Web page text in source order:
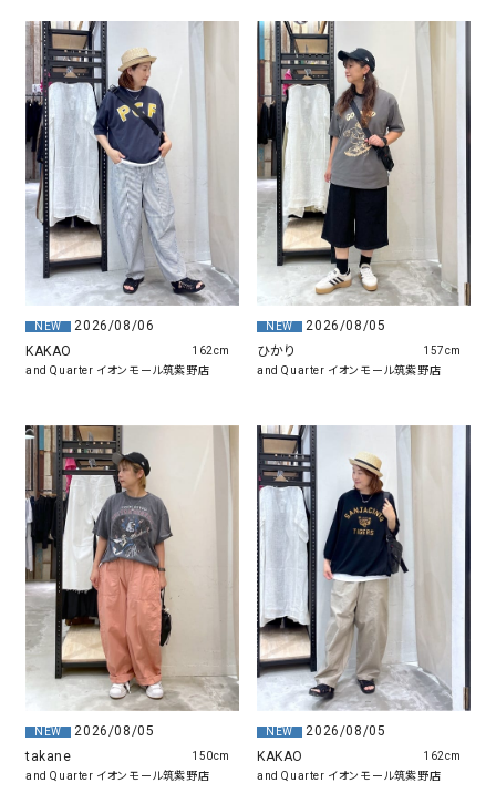
NEW
2026/08/06
KAKAO
and Quarter イオンモール筑紫野店
162cm
NEW
2026/08/05
ひかり
and Quarter イオンモール筑紫野店
157cm
NEW
2026/08/05
takane
and Quarter イオンモール筑紫野店
150cm
NEW
2026/08/05
KAKAO
and Quarter イオンモール筑紫野店
162cm